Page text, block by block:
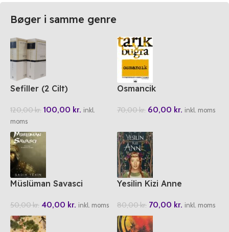
Bøger i samme genre
Sefiller (2 Cilt)
120,00kr. 100,00 kr. inkl.
moms
Osmancik
70,00kr. 60,00 kr. inkl. moms
Müslüman Savasci
50,00kr. 40,00 kr. inkl. moms
Yesilin Kizi Anne
80,00kr. 70,00 kr. inkl. moms